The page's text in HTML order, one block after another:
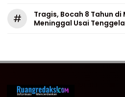
#
Tragis, Bocah 8 Tahun
Meninggal Usai